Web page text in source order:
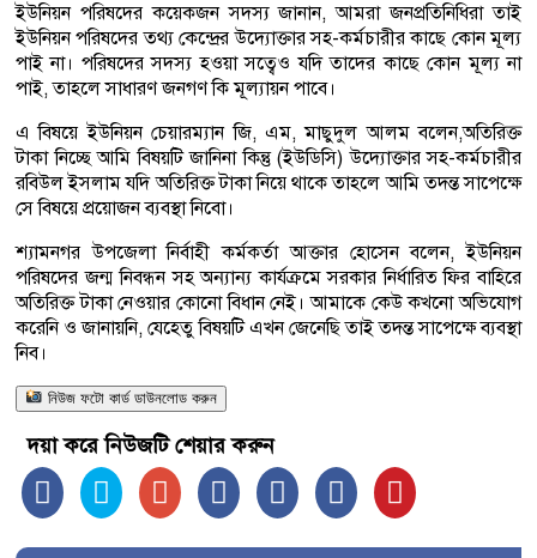
ইউনিয়ন পরিষদের কয়েকজন সদস্য জানান, আমরা জনপ্রতিনিধিরা তাই
ইউনিয়ন পরিষদের তথ্য কেন্দ্রের উদ্যােক্তার সহ-কর্মচারীর কাছে কোন মূল্য
পাই না। পরিষদের সদস্য হওয়া সত্বেও যদি তাদের কাছে কোন মূল্য না
পাই, তাহলে সাধারণ জনগণ কি মূল্যায়ন পাবে।
এ বিষয়ে ইউনিয়ন চেয়ারম্যান জি, এম, মাছুদুল আলম বলেন,অতিরিক্ত
টাকা নিচ্ছে আমি বিষয়টি জানিনা কিন্তু (ইউডিসি) উদ্যোক্তার সহ-কর্মচারীর
রবিউল ইসলাম যদি অতিরিক্ত টাকা নিয়ে থাকে তাহলে আমি তদন্ত সাপেক্ষে
সে বিষয়ে প্রয়োজন ব্যবস্থা নিবো।
শ্যামনগর উপজেলা নির্বাহী কর্মকর্তা আক্তার হোসেন বলেন, ইউনিয়ন
পরিষদের জন্ম নিবন্ধন সহ অন্যান্য কার্যক্রমে সরকার নির্ধারিত ফির বাহিরে
অতিরিক্ত টাকা নেওয়ার কোনো বিধান নেই। আমাকে কেউ কখনো অভিযোগ
করেনি ও জানায়নি, যেহেতু বিষয়টি এখন জেনেছি তাই তদন্ত সাপেক্ষে ব্যবস্থা
নিব।
নিউজ ফটো কার্ড ডাউনলোড করুন
দয়া করে নিউজটি শেয়ার করুন